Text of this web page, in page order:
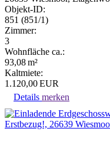
Objekt-ID:
851 (851/1)
Zimmer:
3
Wohnfläche ca.:
93,08 m²
Kaltmiete:
1.120,00 EUR
Details merken